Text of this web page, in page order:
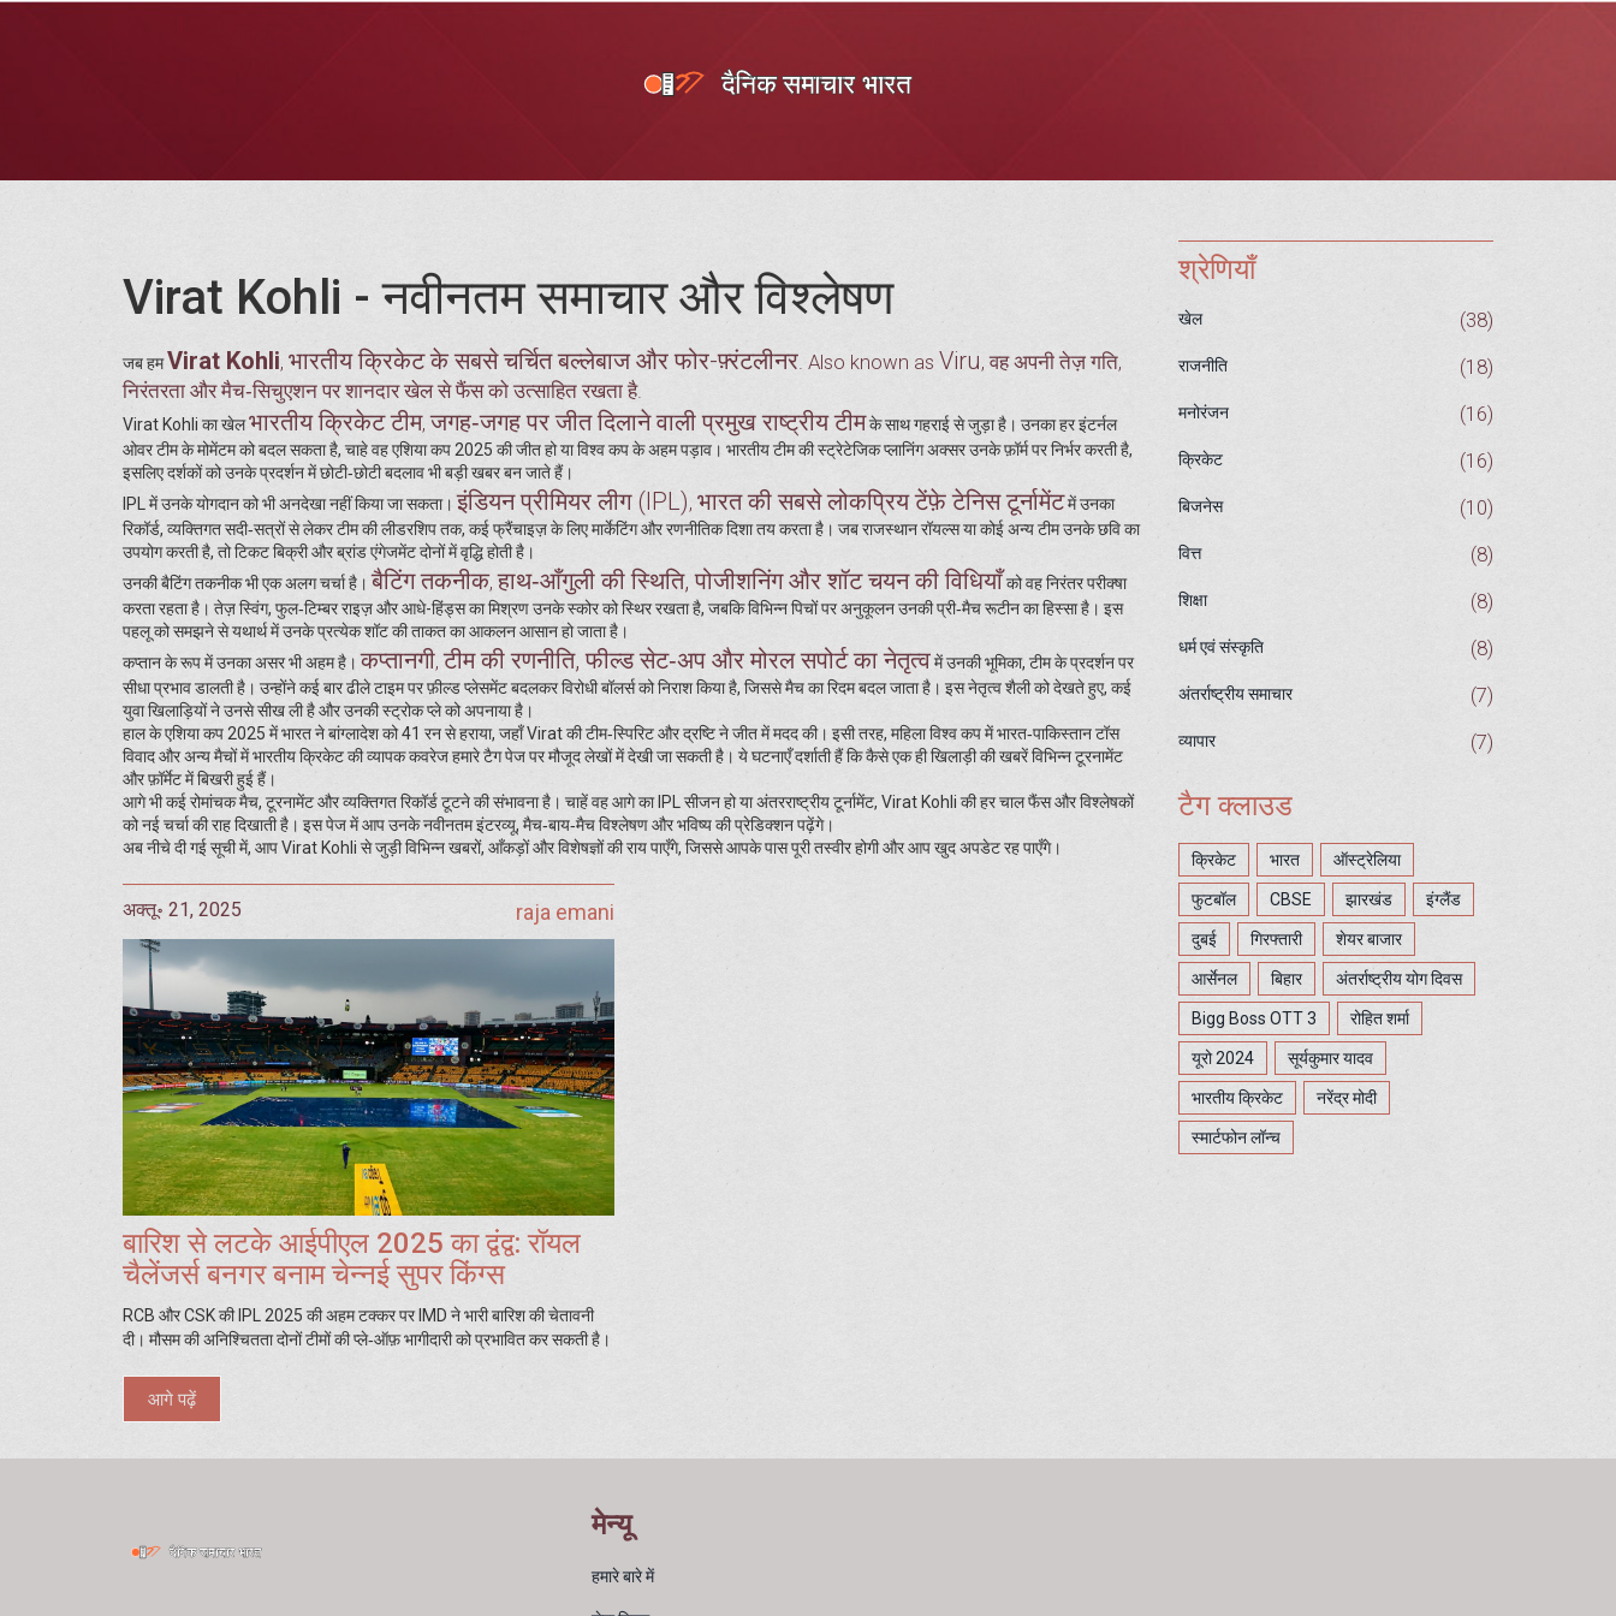
Virat Kohli - नवीनतम समाचार और विश्लेषण
जब हमVirat Kohli, भारतीय क्रिकेट के सबसे चर्चित बल्लेबाज और फोर-फ़्रंटलीनर. Also known as Viru, वह अपनी तेज़ गति,
निरंतरता और मैच‑सिचुएशन पर शानदार खेल से फैंस को उत्साहित रखता है.
Virat Kohli का खेलभारतीय क्रिकेट टीम,जगह‑जगह पर जीत दिलाने वाली प्रमुख राष्ट्रीय टीमके साथ गहराई से जुड़ा है। उनका हर इंटर्नल
ओवर टीम के मोमेंटम को बदल सकता है, चाहे वह एशिया कप 2025 की जीत हो या विश्व कप के अहम पड़ाव। भारतीय टीम की स्ट्रेटेजिक प्लानिंग अक्सर उनके फ़ॉर्म पर निर्भर करती है,
इसलिए दर्शकों को उनके प्रदर्शन में छोटी‑छोटी बदलाव भी बड़ी खबर बन जाते हैं।
IPL में उनके योगदान को भी अनदेखा नहीं किया जा सकता। इंडियन प्रीमियर लीग (IPL), भारत की सबसे लोकप्रिय टेंफ़े टेनिस टूर्नामेंटमें उनका
रिकॉर्ड, व्यक्तिगत सदी‑सत्रों से लेकर टीम की लीडरशिप तक, कई फ्रैंचाइज़ के लिए मार्केटिंग और रणनीतिक दिशा तय करता है। जब राजस्थान रॉयल्स या कोई अन्य टीम उनके छवि का
उपयोग करती है, तो टिकट बिक्री और ब्रांड एंगेजमेंट दोनों में वृद्धि होती है।
उनकी बैटिंग तकनीक भी एक अलग चर्चा है। बैटिंग तकनीक,हाथ‑आँगुली की स्थिति, पोजीशनिंग और शॉट चयन की विधियाँको वह निरंतर परीक्‍षा
करता रहता है। तेज़ स्विंग, फुल‑टिम्बर राइज़ और आधे-हिंड्स का मिश्रण उनके स्कोर को स्थिर रखता है, जबकि विभिन्न पिचों पर अनुकूलन उनकी प्री‑मैच रूटीन का हिस्सा है। इस
पहलू को समझने से यथार्थ में उनके प्रत्येक शॉट की ताकत का आकलन आसान हो जाता है।
कप्तान के रूप में उनका असर भी अहम है। कप्तानगी,टीम की रणनीति, फील्ड सेट‑अप और मोरल सपोर्ट का नेतृत्वमें उनकी भूमिका, टीम के प्रदर्शन पर
सीधा प्रभाव डालती है। उन्होंने कई बार ढीले टाइम पर फ़ील्ड प्लेसमेंट बदलकर विरोधी बॉलर्स को निराश किया है, जिससे मैच का रिदम बदल जाता है। इस नेतृत्व शैली को देखते हुए, कई
युवा खिलाड़ियों ने उनसे सीख ली है और उनकी स्ट्रोक प्ले को अपनाया है।
हाल के एशिया कप 2025 में भारत ने बांग्लादेश को 41 रन से हराया, जहाँ Virat की टीम‑स्पिरिट और द्रष्टि ने जीत में मदद की। इसी तरह, महिला विश्व कप में भारत‑पाकिस्तान टॉस
विवाद और अन्य मैचों में भारतीय क्रिकेट की व्यापक कवरेज हमारे टैग पेज पर मौजूद लेखों में देखी जा सकती है। ये घटनाएँ दर्शाती हैं कि कैसे एक ही खिलाड़ी की खबरें विभिन्न टूरनामेंट
और फ़ॉर्मेट में बिखरी हुई हैं।
आगे भी कई रोमांचक मैच, टूरनामेंट और व्यक्तिगत रिकॉर्ड टूटने की संभावना है। चाहें वह आगे का IPL सीजन हो या अंतरराष्ट्रीय टूर्नामेंट, Virat Kohli की हर चाल फैंस और विश्लेषकों
को नई चर्चा की राह दिखाती है। इस पेज में आप उनके नवीनतम इंटरव्यू, मैच‑बाय‑मैच विश्लेषण और भविष्य की प्रेडिक्शन पढ़ेंगे।
अब नीचे दी गई सूची में, आप Virat Kohli से जुड़ी विभिन्न खबरों, आँकड़ों और विशेषज्ञों की राय पाएँगे, जिससे आपके पास पूरी तस्वीर होगी और आप खुद अपडेट रह पाएँगे।
अक्तू॰ 21, 2025 raja emani
बारिश से लटके आईपीएल 2025 का द्वंद्व: रॉयल
चैलेंजर्स बनगर बनाम चेन्नई सुपर किंग्स
RCB और CSK की IPL 2025 की अहम टक्कर पर IMD ने भारी बारिश की चेतावनी
दी। मौसम की अनिश्चितता दोनों टीमों की प्ले‑ऑफ़ भागीदारी को प्रभावित कर सकती है।
आगे पढ़ें
श्रेणियाँ
खेल (38)
राजनीति (18)
मनोरंजन (16)
क्रिकेट (16)
बिजनेस (10)
वित्त (8)
शिक्षा (8)
धर्म एवं संस्कृति (8)
अंतर्राष्ट्रीय समाचार (7)
व्यापार (7)
टैग क्लाउड
क्रिकेट भारत ऑस्ट्रेलिया
फुटबॉल CBSE झारखंड इंग्लैंड
दुबई गिरफ्तारी शेयर बाजार
आर्सेनल बिहार अंतर्राष्ट्रीय योग दिवस
Bigg Boss OTT 3 रोहित शर्मा
यूरो 2024 सूर्यकुमार यादव
भारतीय क्रिकेट नरेंद्र मोदी
स्मार्टफोन लॉन्च
मेन्यू
हमारे बारे में